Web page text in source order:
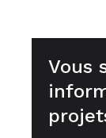
Vous